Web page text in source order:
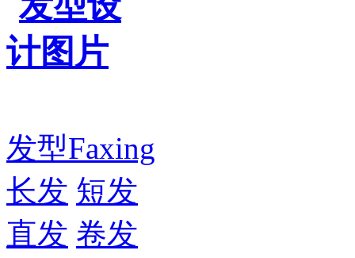
发型Faxing
长发 短发
直发 卷发